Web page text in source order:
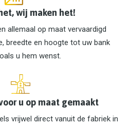
wij maken het!
allemaal op maat vervaardigd
breedte en hoogte tot uw bank
u hem wenst.
u op maat gemaakt
vrijwel direct vanuit de fabriek in